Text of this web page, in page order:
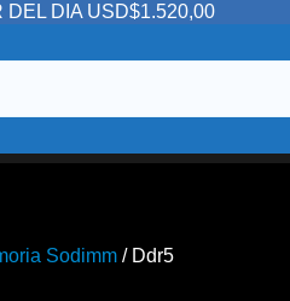
DEL DIA USD$1.520,00
Sodimm / Ddr5